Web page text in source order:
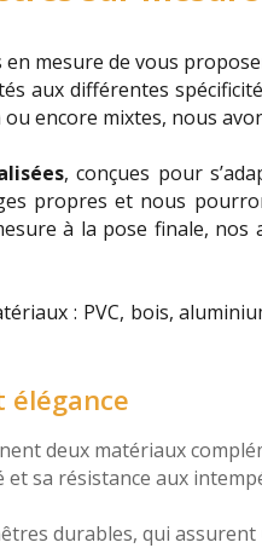
en mesure de vous
aux différentes
encore mixtes, nous
, conçues pour
propres et nous
à la pose finale,
: PVC, bois,
élégance
deux matériaux
et sa résistance aux
durables, qui assurent